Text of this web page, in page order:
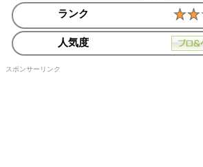
ランク
人気度
スポンサーリンク